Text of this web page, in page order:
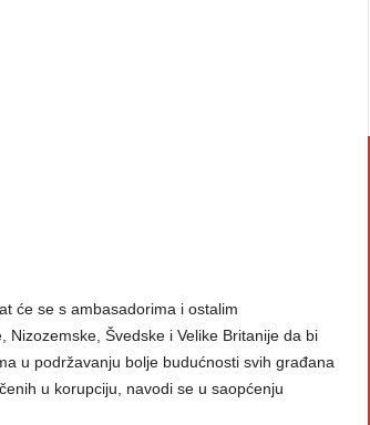
će se s ambasadorima i ostalim
Švedske i Velike Britanije da bi
u podržavanju bolje budućnosti svih građana
u korupciju, navodi se u saopćenju